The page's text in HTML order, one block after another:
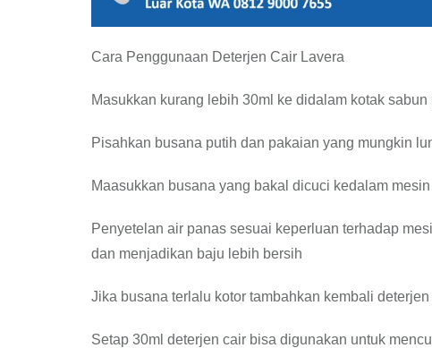
Cara Penggunaan Deterjen Cair Lavera
Masukkan kurang lebih 30ml ke didalam kotak
Pisahkan busana putih dan pakaian yang mungkin
Maasukkan busana yang bakal dicuci kedalam
Penyetelan air panas sesuai keperluan terhadap
dan menjadikan baju lebih bersih
Jika busana terlalu kotor tambahkan kembali
Setap 30ml deterjen cair bisa digunakan untuk